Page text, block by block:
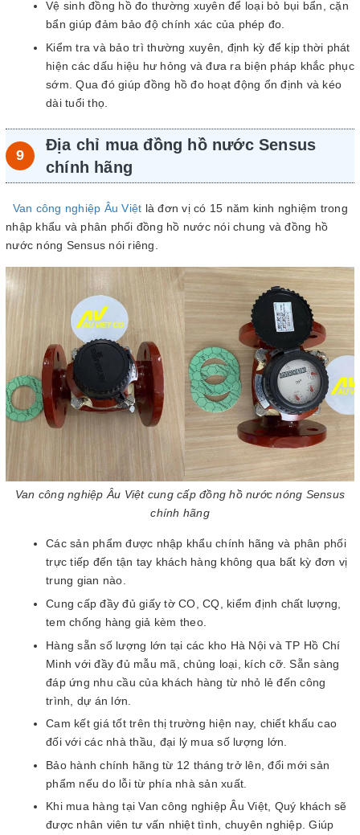
Vệ sinh đồng hồ đo thường xuyên để loại bỏ bụi bẩn, cặn
bẩn giúp đảm bảo độ chính xác của phép đo.
Kiểm tra và bảo trì thường xuyên, định kỳ để kịp thời phát
hiện các dấu hiệu hư hỏng và đưa ra biện pháp khắc phục
sớm. Qua đó giúp đồng hồ đo hoạt động ổn định và kéo
dài tuổi thọ.
Địa chỉ mua đồng hồ nước Sensus
chính hãng
Van công nghiệp Âu Việt là đơn vị có 15 năm kinh nghiệm trong
nhập khẩu và phân phối đồng hồ nước nói chung và đồng hồ
nước nóng Sensus nói riêng.
Van công nghiệp Âu Việt cung cấp đồng hồ nước nóng Sensus
chính hãng
Các sản phẩm được nhập khẩu chính hãng và phân phối
trực tiếp đến tận tay khách hàng không qua bất kỳ đơn vị
trung gian nào.
Cung cấp đầy đủ giấy tờ CO, CQ, kiểm định chất lượng,
tem chống hàng giả kèm theo.
Hàng sẵn số lượng lớn tại các kho Hà Nội và TP Hồ Chí
Minh với đầy đủ mẫu mã, chủng loại, kích cỡ. Sẵn sàng
đáp ứng nhu cầu của khách hàng từ nhỏ lẻ đến công
trình, dự án lớn.
Cam kết giá tốt trên thị trường hiện nay, chiết khấu cao
đối với các nhà thầu, đại lý mua số lượng lớn.
Bảo hành chính hãng từ 12 tháng trở lên, đổi mới sản
phẩm nếu do lỗi từ phía nhà sản xuất.
Khi mua hàng tại Van công nghiệp Âu Việt, Quý khách sẽ
được nhân viên tư vấn nhiệt tình, chuyên nghiệp. Giúp